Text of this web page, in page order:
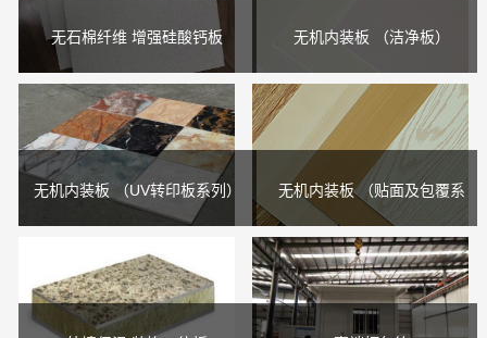
而不必沿用原有结构形式
钢筋混凝土，形成带有保
温的整体框剪结构体系
无石棉纤维 增强硅酸钙板
陕建朗业无石棉纤维增强
硅酸钙板采用硅质材料
（石英砂）、钙质材料
（水泥）、木浆纤维和助
剂等，按照一定比例进行
无机内装板 （洁净板）
陕建朗业无机内装洁净板
是以无石棉纤维增强硅酸
钙板做为基板，选择高性
能抗菌涂层做为饰面层，
通过UV光固化工艺生产而
成
无机内装板 （UV转印板系列）
陕建朗业UV转印板是以无
石棉纤维增强硅酸钙板做
为基板，通过UV转印技术
制作而成，可实现天然石
无机内装板 （贴面及包覆系
列）
陕建朗业贴面、包覆系列
无机内装板是一种以中高
密度的无石棉纤维增强硅
酸钙板为基材，表面采用